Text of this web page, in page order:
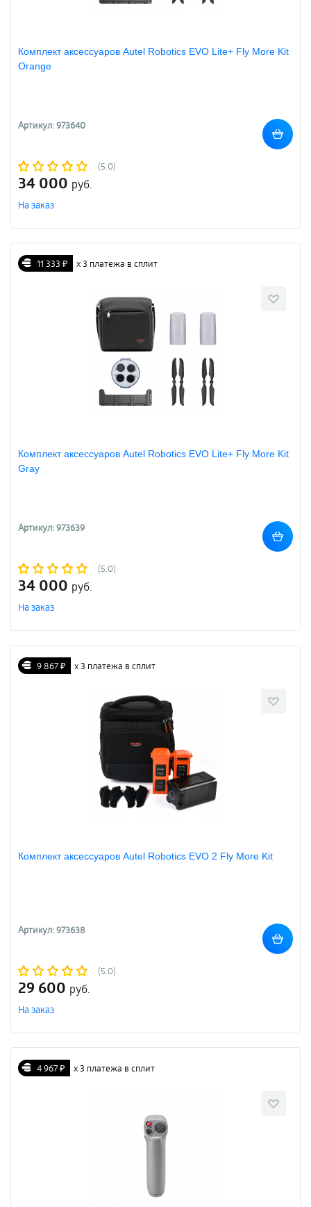
Комплект аксессуаров Autel Robotics EVO Lite+ Fly More Kit
Orange
Артикул: 973640
(5.0)
34 000 руб.
На заказ
11 333 ₽ х 3 платежа в сплит
Комплект аксессуаров Autel Robotics EVO Lite+ Fly More Kit
Gray
Артикул: 973639
(5.0)
34 000 руб.
На заказ
9 867 ₽ х 3 платежа в сплит
Комплект аксессуаров Autel Robotics EVO 2 Fly More Kit
Артикул: 973638
(5.0)
29 600 руб.
На заказ
4 967 ₽ х 3 платежа в сплит